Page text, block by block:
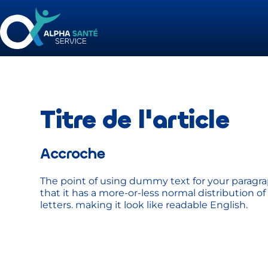
au
contenu
Titre de l'article
Accroche
The point of using dummy text for your
that it has a more-or-less normal distribution of
letters. making it look like readable English.